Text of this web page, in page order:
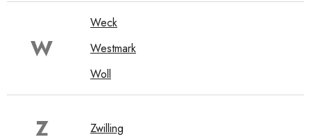
W
Weck
Westmark
Woll
Z Zwilling